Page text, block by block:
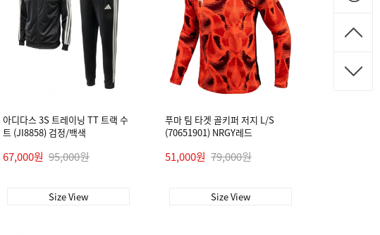
아디다스 3S 트레이닝 TT 트랙 수
트 (JI8858) 검정/백색
67,000원 95,000원
Size View
푸마 팀 타겟 골키퍼 저지 L/S
(70651901) NRGY레드
51,000원 79,000원
Size View